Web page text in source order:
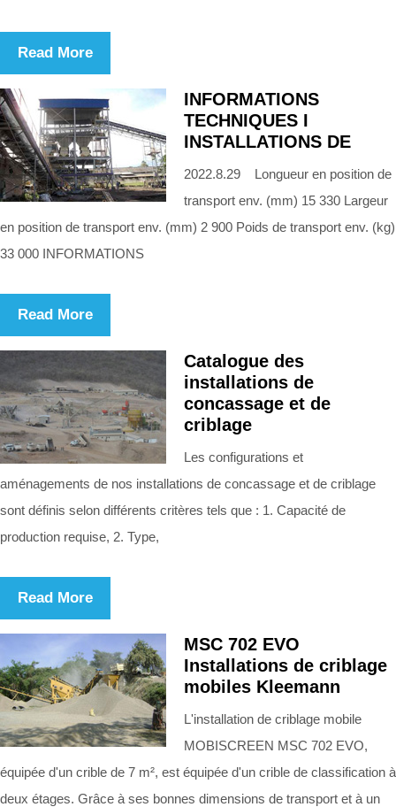
Read More
INFORMATIONS
TECHNIQUES I
INSTALLATIONS DE
2022.8.29 Longueur en position de
transport env. (mm) 15 330 Largeur
en position de transport env. (mm) 2 900 Poids de transport env. (kg)
33 000 INFORMATIONS
Read More
Catalogue des
installations de
concassage et de
criblage
Les configurations et
aménagements de nos installations de concassage et de criblage
sont définis selon différents critères tels que : 1. Capacité de
production requise, 2. Type,
Read More
MSC 702 EVO
Installations de criblage
mobiles Kleemann
L'installation de criblage mobile
MOBISCREEN MSC 702 EVO,
équipée d'un crible de 7 m², est équipée d'un crible de classification à
deux étages. Grâce à ses bonnes dimensions de transport et à un